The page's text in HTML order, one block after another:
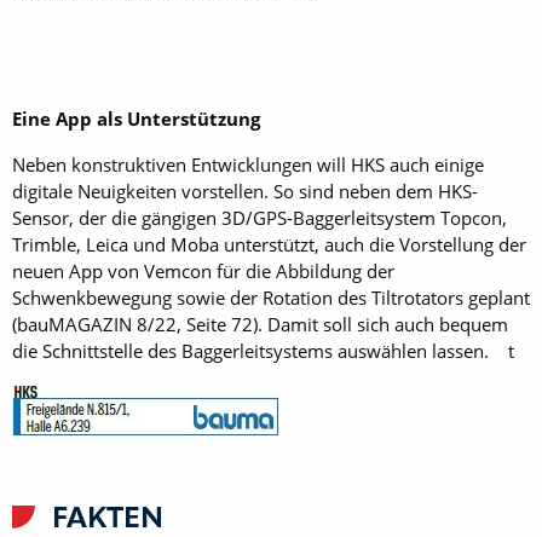
Eine App als Unterstützung
Neben konstruktiven Entwicklungen will HKS auch einige
digitale Neuigkeiten vorstellen. So sind neben dem HKS-
Sensor, der die gängigen 3D/GPS-Baggerleitsystem Topcon,
Trimble, Leica und Moba unterstützt, auch die Vorstellung der
neuen App von Vemcon für die Abbildung der
Schwenkbewegung sowie der Rotation des Tiltrotators geplant
(bauMAGAZIN 8/22, Seite 72). Damit soll sich auch bequem
die Schnittstelle des Baggerleitsystems auswählen lassen. t
FAKTEN